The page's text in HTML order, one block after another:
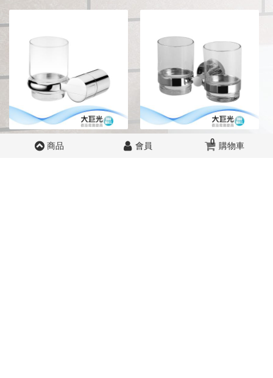
【大巨光】漱口杯架 KA-634 【大巨光】雙杯座 MBR-554B
商品 會員 0 購物車